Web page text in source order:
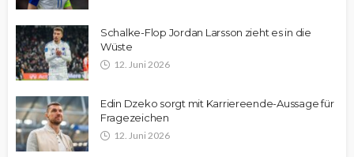
Schalke-Flop Jordan Larsson zieht es in die
Wüste
12. Juni 2026
Edin Dzeko sorgt mit Karriereende-Aussage für
Fragezeichen
12. Juni 2026